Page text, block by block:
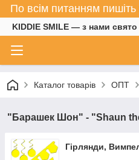
По всім питанням
KIDDIE SMILE — з нами
Каталог товарів ОПТ
"Барашек Шон" - "Shaun
Гірлянди,